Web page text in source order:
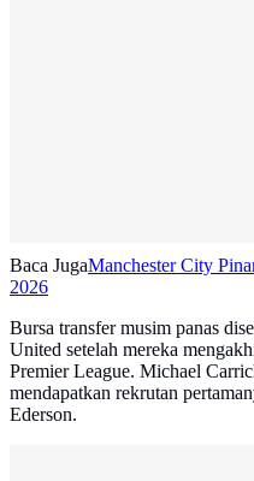
Baca JugaManchester City
2026
Bursa transfer musim panas
United setelah mereka
Premier League. Michael
mendapatkan rekrutan
Ederson.